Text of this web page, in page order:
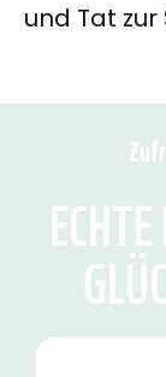
und Tat zur